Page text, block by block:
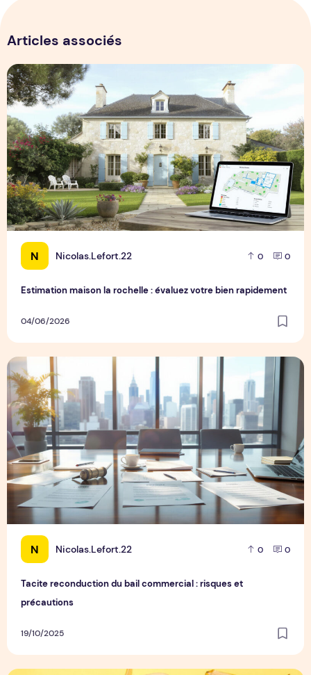
Articles associés
N Nicolas.Lefort.22 0 0
Estimation maison la rochelle : évaluez votre bien rapidement
04/06/2026
Estimation maison la rochelle : évaluez votre bien
N Nicolas.Lefort.22 0 0
Tacite reconduction du bail commercial : risques et
précautions
19/10/2025
Tacite reconduction du bail commercial : risques et